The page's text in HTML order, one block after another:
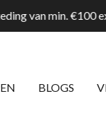
van min. €100
BLOGS